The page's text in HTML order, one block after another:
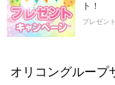
ト！
プレゼン
オリコングループ